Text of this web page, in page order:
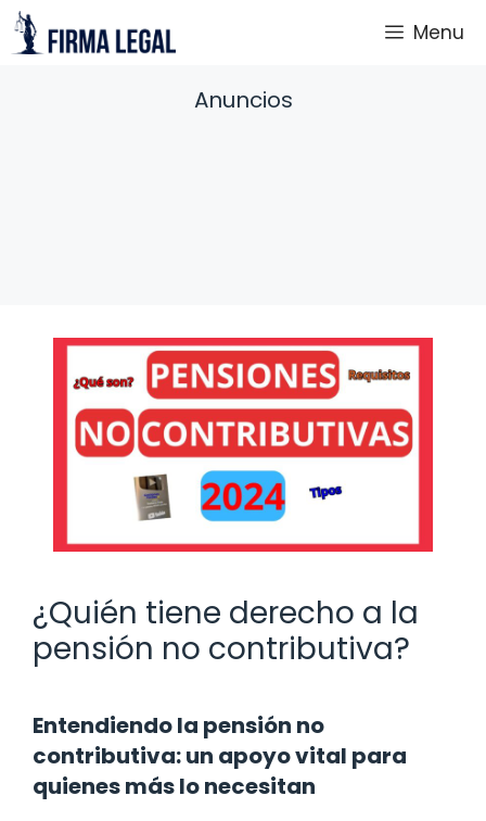
Saltar
al
Menu
Anuncios
¿Quién tiene derecho a la
pensión no contributiva?
Entendiendo la pensión no
contributiva: un apoyo vital para
quienes más lo necesitan